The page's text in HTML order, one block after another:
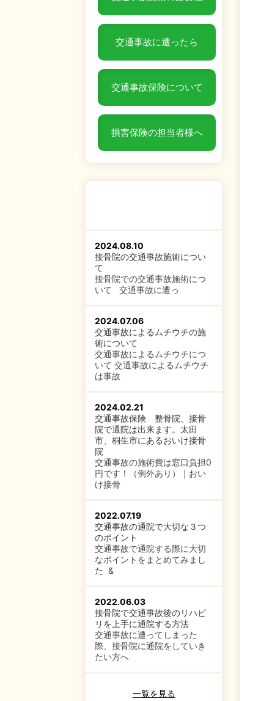
交通事故に遭ったら
交通事故保険について
損害保険の担当者様へ
2024.08.10
接骨院の交通事故施術につい
て
接骨院での交通事故施術につ
いて 交通事故に遭っ
2024.07.06
交通事故によるムチウチの施
術について
交通事故によるムチウチにつ
いて 交通事故によるムチウチ
は事故
2024.02.21
交通事故保険 整骨院、接骨
院で通院は出来ます。太田
市、桐生市にあるおいけ接骨
院
交通事故の施術費は窓口負担0
円です！（例外あり）｜おい
け接骨
2022.07.19
交通事故の通院で大切な３つ
のポイント
交通事故で通院する際に大切
なポイントをまとめてみまし
た &
2022.06.03
接骨院で交通事故後のリハビ
リを上手に通院する方法
交通事故に遭ってしまった
際、接骨院に通院をしていき
たい方へ
一覧を見る